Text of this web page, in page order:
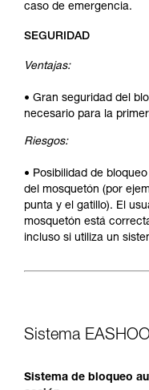
caso de emergencia.
SEGURIDAD
Ventajas:
• Gran seguridad del
necesario para la
Riesgos:
• Posibilidad de
del mosquetón (por
punta y el gatillo). El
mosquetón está
incluso si utiliza un
Sistema
Sistema de bloqueo